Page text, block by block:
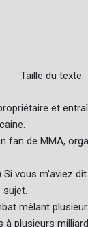
Taille du texte:
et
fan de MMA,
vous m'aviez
sujet.
mêlant
plusieurs